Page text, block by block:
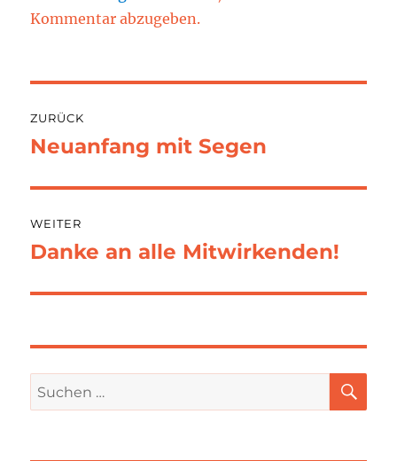
Kommentar abzugeben.
ZURÜCK
Vorheriger
Neuanfang mit Segen
WEITER
Nächster
Danke an alle Mitwirkenden!
Suchen
nach: